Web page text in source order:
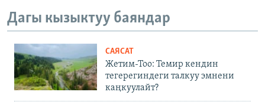
Дагы кызыктуу баяндар
САЯСАТ
Жетим-Тоо: Темир кендин
тегерегиндеги талкуу эмнени
каңкуулайт?